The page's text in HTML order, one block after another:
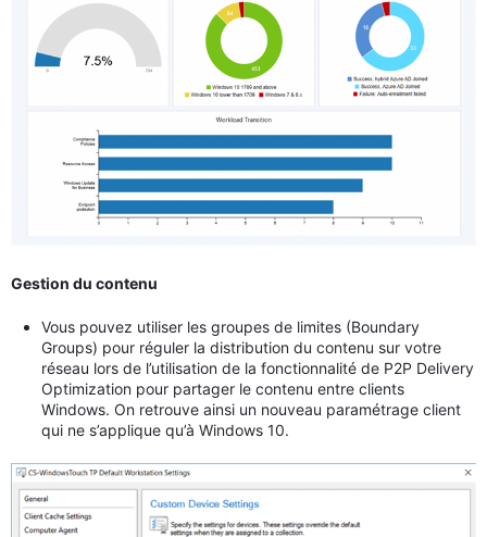
Gestion du contenu
Vous pouvez utiliser les groupes de limites (Boundary
Groups) pour réguler la distribution du contenu sur votre
réseau lors de l’utilisation de la fonctionnalité de P2P Delivery
Optimization pour partager le contenu entre clients
Windows. On retrouve ainsi un nouveau paramétrage client
qui ne s’applique qu’à Windows 10.